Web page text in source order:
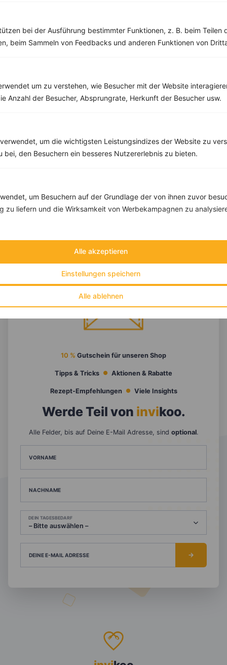
bei der Ausführung bestimmter Funktionen, z. B. beim Teilen
beim Sammeln von Feedbacks und anderen Funktionen von
um zu verstehen, wie Besucher mit der Website
Anzahl der Besucher, Absprungrate, Herkunft der Besucher usw.
um die wichtigsten Leistungsindizes der Website zu
bei, den Besuchern ein besseres Nutzererlebnis zu bieten.
um Besuchern auf der Grundlage der von ihnen zuvor
zu liefern und die Wirksamkeit von Werbekampagnen zu
Alle ablehnen
Einstellungen speichern
Alle akzeptieren
Fett:1 g
5 g
10 % Gutschein für unseren Shop
Tipps & Tricks Aktionen & Rabatte
Rezept-Empfehlungen Viele Insights
Werde Teil von invikoo.
Alle Felder, bis auf Deine E-Mail Adresse, sind optional.
VORNAME
NACHNAME
DEIN TAGESBEDARF
DEINE E-MAIL ADRESSE